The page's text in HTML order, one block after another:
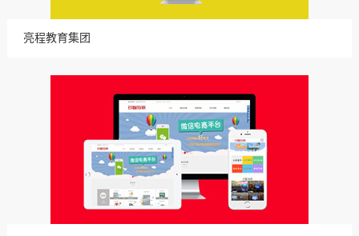
亮程教育集团